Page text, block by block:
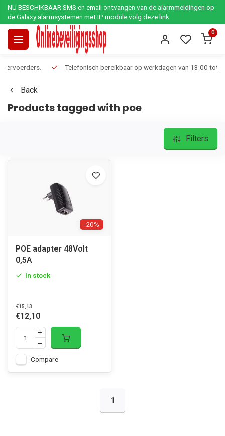
NU BESCHIKBAAR SMS en email ontvangen van de alarmmeldingen op
de Galaxy alarmsystemen met IP module volg deze link
0
Telefonisch bereikbaar op werkdagen van 13:00 tot 17:00
Back
Products tagged with poe
Filters
-20%
POE adapter 48Volt
0,5A
In stock
€15,13
€12,10
Compare
1